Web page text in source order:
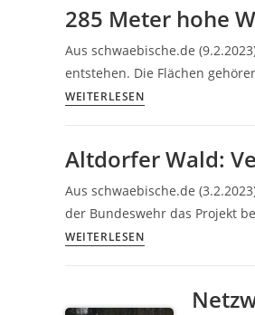
Kulturlandschaft
Altdorfer
Wald
WALD
(Oberschwaben)
MUSS
WINDKRAFT-
BLEIBEN!
285 Meter hohe
Aus schwaebische.de
entstehen. Die Flächen
WEITERLESEN285
Windräder
im
Altdorfer
Wald
Altdorfer Wald:
Aus schwaebische.de
der Bundeswehr das Projekt
WEITERLESENAltdorfer